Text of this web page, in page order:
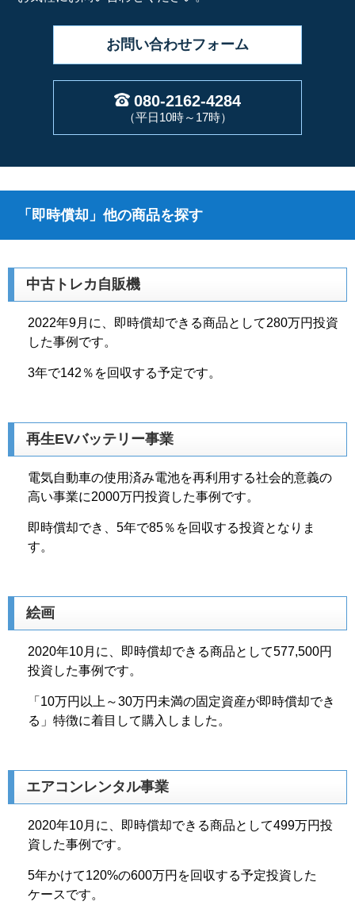
お問い合わせフォーム
080-2162-4284
（平日10時～17時）
「即時償却」他の商品を探す
中古トレカ自販機
2022年9月に、即時償却できる商品として280万円投資
した事例です。
3年で142％を回収する予定です。
再生EVバッテリー事業
電気自動車の使用済み電池を再利用する社会的意義の
高い事業に2000万円投資した事例です。
即時償却でき、5年で85％を回収する投資となりま
す。
絵画
2020年10月に、即時償却できる商品として577,500円
投資した事例です。
「10万円以上～30万円未満の固定資産が即時償却でき
る」特徴に着目して購入しました。
エアコンレンタル事業
2020年10月に、即時償却できる商品として499万円投
資した事例です。
5年かけて120%の600万円を回収する予定投資した
ケースです。